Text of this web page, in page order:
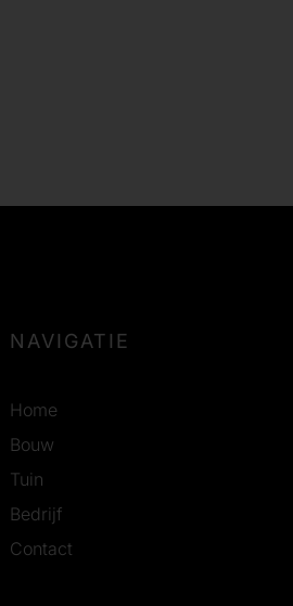
NAVIGATIE
Home
Bouw
Tuin
Bedrijf
Contact